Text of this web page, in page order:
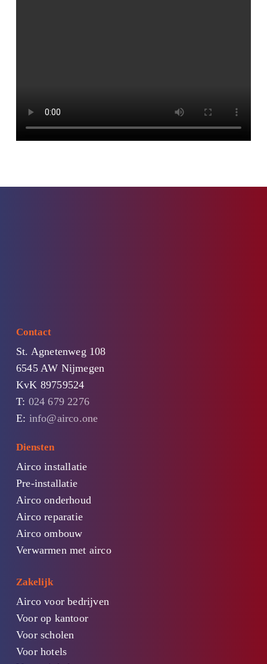
In dit korte filmpje laten we zien hoe je dit
supersnel en eenvoudig voor elkaar krijgt:
Contact
St. Agnetenweg 108
6545 AW Nijmegen
KvK 89759524
T: 024 679 2276
E: info@airco.one
Diensten
Airco installatie
Pre-installatie
Airco onderhoud
Airco reparatie
Airco ombouw
Verwarmen met airco
Zakelijk
Airco voor bedrijven
Voor op kantoor
Voor scholen
Voor hotels